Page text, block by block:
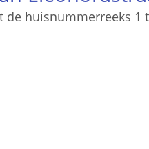
de huisnummerreeks 1